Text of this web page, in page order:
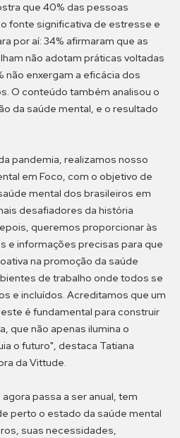
que 40% das pessoas
fonte significativa de estresse e
por aí: 34% afirmaram que as
não adotam práticas voltadas
não enxergam a eficácia dos
O conteúdo também analisou o
da saúde mental, e o resultado
pandemia, realizamos nosso
em Foco, com o objetivo de
mental dos brasileiros em
desafiadores da história
queremos proporcionar às
e informações precisas para que
na promoção da saúde
de trabalho onde todos se
e incluídos. Acreditamos que um
é fundamental para construir
que não apenas ilumina o
o futuro", destaca Tatiana
da Vittude.
passa a ser anual, tem
perto o estado da saúde mental
suas necessidades,